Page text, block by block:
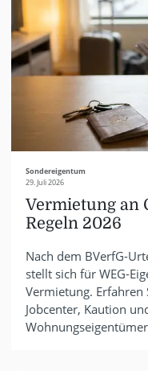
Sondereigentum
29. Juli 2026
Vermietung an
Regeln 2026
Nach dem BVerfG-
stellt sich für WEG-
Vermietung. Erfahren
Jobcenter, Kaution